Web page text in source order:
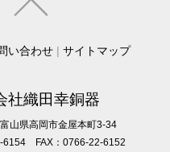
い合わせ | サイトマップ
社織田幸銅器
山県高岡市金屋本町3-34
6154 FAX：0766-22-6152